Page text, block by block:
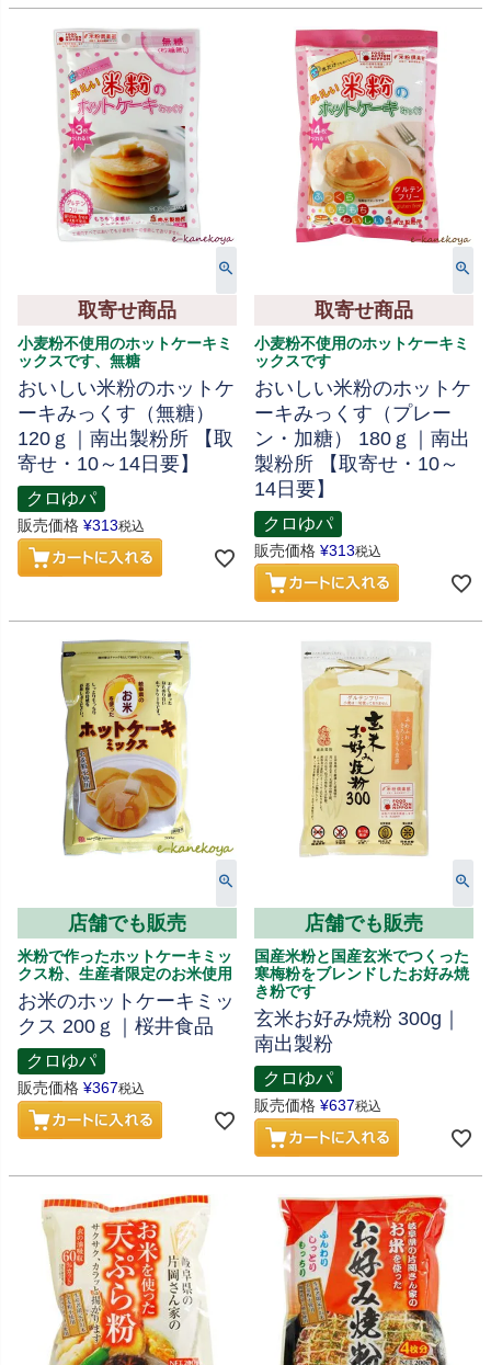
取寄せ商品
小麦粉不使用のホットケーキミ
ックスです、無糖
おいしい米粉のホットケ
ーキみっくす（無糖）
120ｇ｜南出製粉所 【取
寄せ・10～14日要】
クロゆパ
販売価格 ¥313税込
取寄せ商品
小麦粉不使用のホットケーキミ
ックスです
おいしい米粉のホットケ
ーキみっくす（プレー
ン・加糖） 180ｇ｜南出
製粉所 【取寄せ・10～
14日要】
クロゆパ
販売価格 ¥313税込
店舗でも販売
米粉で作ったホットケーキミッ
クス粉、生産者限定のお米使用
お米のホットケーキミッ
クス 200ｇ｜桜井食品
クロゆパ
販売価格 ¥367税込
店舗でも販売
国産米粉と国産玄米でつくった
寒梅粉をブレンドしたお好み焼
き粉です
玄米お好み焼粉 300g｜
南出製粉
クロゆパ
販売価格 ¥637税込